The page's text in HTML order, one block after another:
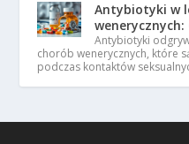
Antybiotyki w
Antybiotyki
chorób wenerycznych, które
podczas kontaktów